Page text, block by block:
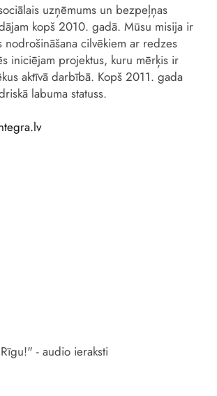
uzņēmums un bezpeļņas
kopš 2010. gadā. Mūsu misija ir
cilvēkiem ar redzes
iniciējam projektus, kuru mērķis ir
aktīvā darbībā. Kopš 2011. gada
labuma statuss.
- audio ieraksti